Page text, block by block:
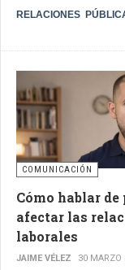
RELACIONES
menos, fácil
alcance, más
métrica
suficientes
relevancia.
COMUNICACIÓN
Cómo hablar
afectar las
laborales
JAIME VÉLEZ 30 MARZO